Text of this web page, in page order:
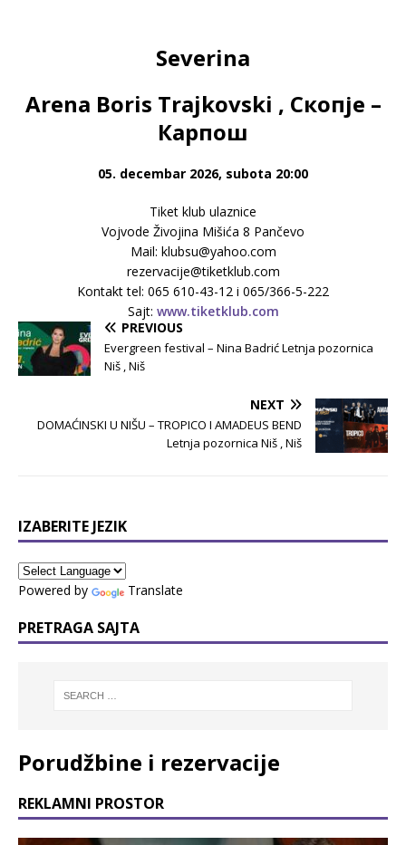
Severina
Arena Boris Trajkovski , Скопје –
Карпош
05. decembar 2026, subota 20:00
Tiket klub ulaznice
Vojvode Živojina Mišića 8 Pančevo
Mail: klubsu@yahoo.com
rezervacije@tiketklub.com
Kontakt tel: 065 610-43-12 i 065/366-5-222
Sajt: www.tiketklub.com
PREVIOUS
Evergreen festival – Nina Badrić Letnja pozornica
Niš , Niš
NEXT
DOMAĆINSKI U NIŠU – TROPICO I AMADEUS BEND
Letnja pozornica Niš , Niš
IZABERITE JEZIK
Powered by Translate
PRETRAGA SAJTA
Porudžbine i rezervacije
REKLAMNI PROSTOR